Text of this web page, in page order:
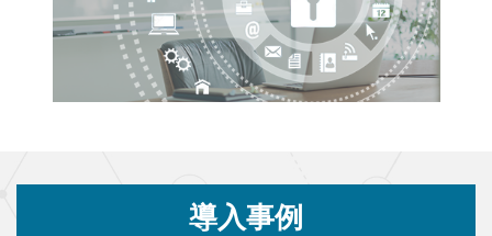
導入事例